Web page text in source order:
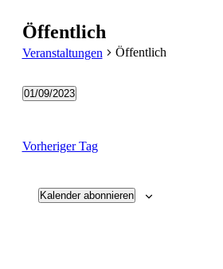
Öffentlich
Veranstaltungen Öffentlich
01/09/2023
Vorheriger Tag
Kalender abonnieren